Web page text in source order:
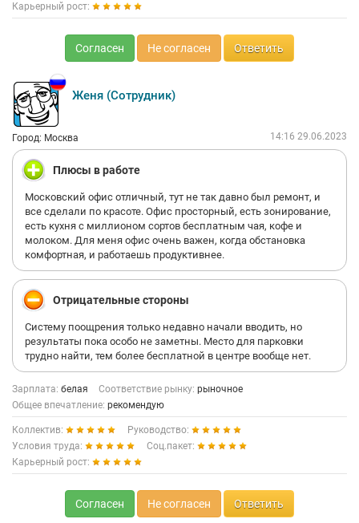
Карьерный рост:
Согласен Не согласен Ответить
Женя (Сотрудник)
Город: Москва 14:16 29.06.2023
Плюсы в работе
Московский офис отличный, тут не так давно был ремонт, и
все сделали по красоте. Офис просторный, есть зонирование,
есть кухня с миллионом сортов бесплатным чая, кофе и
молоком. Для меня офис очень важен, когда обстановка
комфортная, и работаешь продуктивнее.
Отрицательные стороны
Систему поощрения только недавно начали вводить, но
результаты пока особо не заметны. Место для парковки
трудно найти, тем более бесплатной в центре вообще нет.
Зарплата: белая Соответствие рынку: рыночное
Общее впечатление: рекомендую
Коллектив:
Руководство:
Условия труда:
Соц.пакет:
Карьерный рост:
Согласен Не согласен Ответить